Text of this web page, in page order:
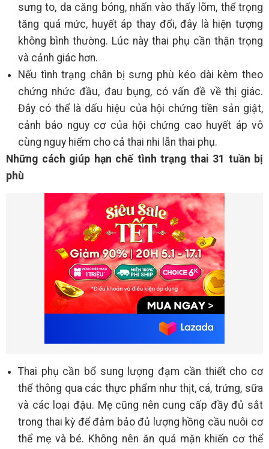
sưng to, da căng bóng, nhấn vào thấy lõm, thể trọng
tăng quá mức, huyết áp thay đổi, đây là hiện tượng
không bình thường. Lúc này thai phụ cần thận trọng
và cảnh giác hơn.
Nếu tình trạng chân bị sưng phù kéo dài kèm theo
chứng nhức đầu, đau bụng, có vấn đề về thị giác.
Đây có thể là dấu hiệu của hội chứng tiền sản giật,
cảnh báo nguy cơ của hội chứng cao huyết áp vô
cùng nguy hiểm cho cả thai nhi lẫn thai phụ.
Những cách giúp hạn chế tình trạng thai 31 tuần bị
phù
Thai phụ cần bổ sung lượng đạm cần thiết cho cơ
thể thông qua các thực phẩm như thịt, cá, trứng, sữa
và các loại đậu. Mẹ cũng nên cung cấp đầy đủ sắt
trong thai kỳ để đảm bảo đủ lượng hồng cầu nuôi cơ
thể mẹ và bé. Không nên ăn quá mặn khiến cơ thể